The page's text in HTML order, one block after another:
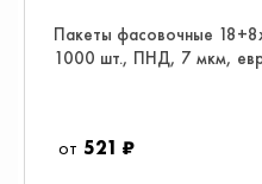
Пакеты фасовочные 18+8х35 (26х35) КОМПЛЕКТ
1000 шт., ПНД, 7 мкм,
521 ₽